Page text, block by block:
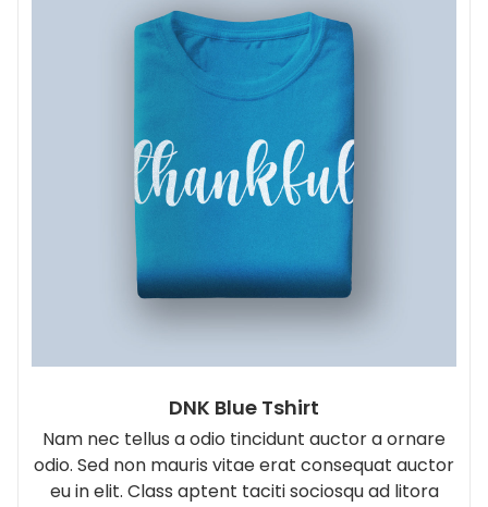
DNK Blue Tshirt
Nam nec tellus a odio tincidunt auctor a ornare
odio. Sed non mauris vitae erat consequat auctor
eu in elit. Class aptent taciti sociosqu ad litora